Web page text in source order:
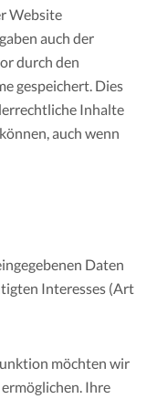
Website
auch der
durch den
gespeichert. Dies
Inhalte
auch wenn
Daten
Interesses (Art
möchten wir
Ihre